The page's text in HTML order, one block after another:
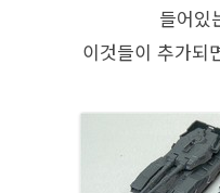
들어있
이것들이 추가되